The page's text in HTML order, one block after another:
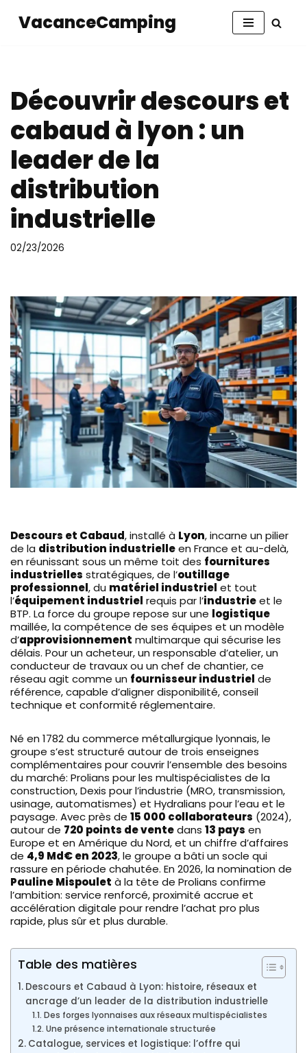
VacanceCamping
Découvrir descours et
cabaud à lyon : un
leader de la
distribution
industrielle
02/23/2026
Descours et Cabaud, installé à Lyon, incarne un pilier
de la distribution industrielleen France et au-delà,
en réunissant sous un même toit des fournitures
industrielles stratégiques, de l’outillage
professionnel, du matériel industriel et tout
l’équipement industriel requis par l’industrieet le
BTP. La force du groupe repose sur une logistique
maillée, la compétence de ses équipes et un modèle
d’approvisionnement multimarque qui sécurise les
délais. Pour un acheteur, un responsable d’atelier, un
conducteur de travaux ou un chef de chantier, ce
réseau agit comme un fournisseur industriel de
référence, capable d’aligner disponibilité, conseil
technique et conformité réglementaire.
Né en 1782 du commerce métallurgique lyonnais, le
groupe s’est structuré autour de trois enseignes
complémentaires pour couvrir l’ensemble des besoins
du marché: Prolians pour les multispécialistes de la
construction, Dexis pour l’industrie (MRO, transmission,
usinage, automatismes) et Hydralians pour l’eau et le
paysage. Avec près de 15 000 collaborateurs (2024),
autour de 720 points de ventedans 13 pays en
Europe et en Amérique du Nord, et un chiffre d’affaires
de 4,9 Md€ en 2023, le groupe a bâti un socle qui
rassure en période chahutée. En 2026, la nomination de
Pauline Mispoulet à la tête de Prolians confirme
l’ambition: service renforcé, proximité accrue et
accélération digitale pour rendre l’achat pro plus
rapide, plus sûr et plus durable.
Table des matières
Descours et Cabaud à Lyon: histoire, réseaux et
ancrage d’un leader de la distribution industrielle
Des forges lyonnaises aux réseaux multispécialistes
Une présence internationale structurée
Catalogue, services et logistique: l’offre qui